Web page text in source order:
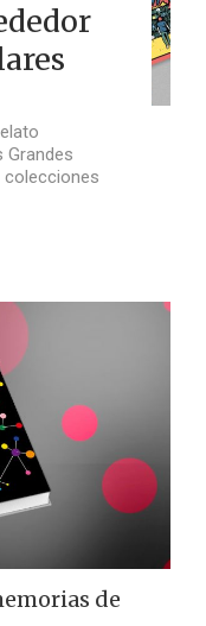
Grandes
colecciones
de